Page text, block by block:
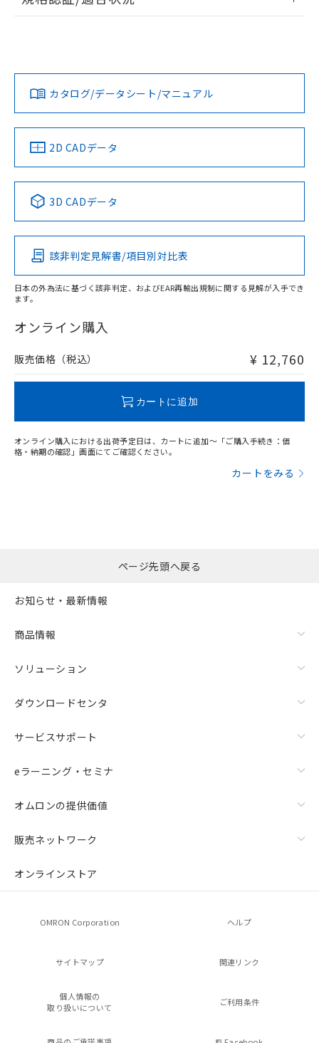
タイムチャート
A: 300mm以上、B: 200mm以上
l: 10mm以上、φd: 50mm以上、m: 25mm以上、n: 60mm
検出領域
EU RoHS 注意事項・凡例
対応済み
中国 RoHS 注意事項・凡例
Pb Hg Cd Cr(VI)
O
在庫等で未対応品が混在する可能性があります。
問い合わせください。
LR型式承認
（イギリス
船舶規格）
DNV型式承認
（ノルウェー
BV型式承認
（フランス
KR型式
（韓国
No No No No
この製品の規格認証/適合状況ページへ
その他の認証はこちらのページからご検索ください
カタログ/データシート/マニュアル
2D CADデータ
3D CADデータ
該非判定見解書/項目別対比表
日本の外為法に基づく該非判定、およびEAR再輸出規制に関する見解が入手でき
ます。
オンライン購入
販売価格（税込） ¥ 12,760
カートに追加
オンライン購入における出荷予定日は、カートに追加～「ご購入手続き：価
格・納期の確認」画面にてご確認ください。
カートをみる
ページ先頭へ戻る
お知らせ・最新情報
商品情報
ソリューション
ダウンロードセンタ
サービスサポート
eラーニング・セミナ
オムロンの提供価値
販売ネットワーク
オンラインストア
OMRON Corporation ヘルプ
サイトマップ 関連リンク
個人情報の
取り扱いについて
ご利用条件